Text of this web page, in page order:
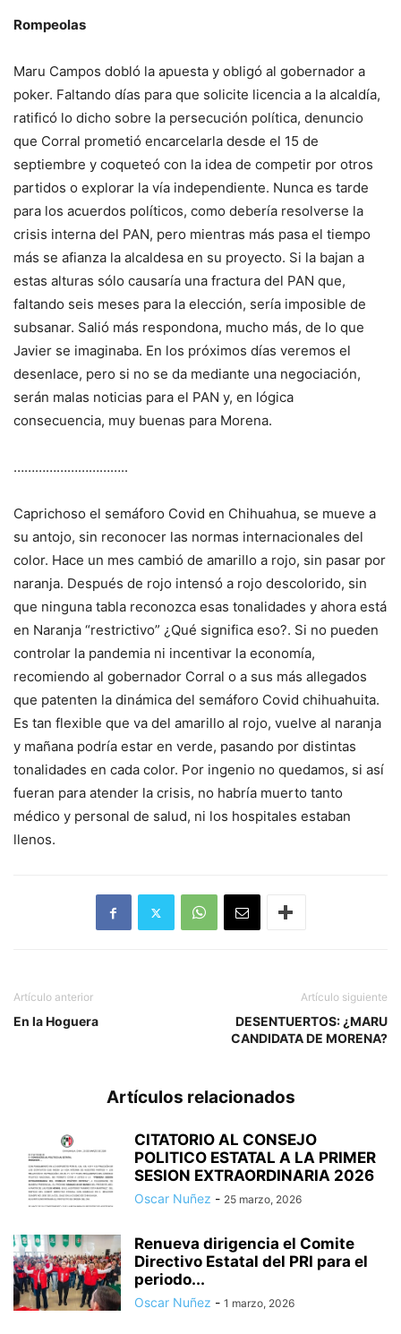
Rompeolas
Maru Campos dobló la apuesta y obligó al gobernador a
poker. Faltando días para que solicite licencia a la alcaldía,
ratificó lo dicho sobre la persecución política, denuncio
que Corral prometió encarcelarla desde el 15 de
septiembre y coqueteó con la idea de competir por otros
partidos o explorar la vía independiente. Nunca es tarde
para los acuerdos políticos, como debería resolverse la
crisis interna del PAN, pero mientras más pasa el tiempo
más se afianza la alcaldesa en su proyecto. Si la bajan a
estas alturas sólo causaría una fractura del PAN que,
faltando seis meses para la elección, sería imposible de
subsanar. Salió más respondona, mucho más, de lo que
Javier se imaginaba. En los próximos días veremos el
desenlace, pero si no se da mediante una negociación,
serán malas noticias para el PAN y, en lógica
consecuencia, muy buenas para Morena.
…………………………..
Caprichoso el semáforo Covid en Chihuahua, se mueve a
su antojo, sin reconocer las normas internacionales del
color. Hace un mes cambió de amarillo a rojo, sin pasar por
naranja. Después de rojo intensó a rojo descolorido, sin
que ninguna tabla reconozca esas tonalidades y ahora está
en Naranja “restrictivo” ¿Qué significa eso?. Si no pueden
controlar la pandemia ni incentivar la economía,
recomiendo al gobernador Corral o a sus más allegados
que patenten la dinámica del semáforo Covid chihuahuita.
Es tan flexible que va del amarillo al rojo, vuelve al naranja
y mañana podría estar en verde, pasando por distintas
tonalidades en cada color. Por ingenio no quedamos, si así
fueran para atender la crisis, no habría muerto tanto
médico y personal de salud, ni los hospitales estaban
llenos.
Artículo anterior
En la Hoguera
Artículo siguiente
DESENTUERTOS: ¿MARU
CANDIDATA DE MORENA?
Artículos relacionados
CITATORIO AL CONSEJO
POLITICO ESTATAL A LA PRIMER
SESION EXTRAORDINARIA 2026
Oscar Nuñez - 25 marzo, 2026
Renueva dirigencia el Comite
Directivo Estatal del PRI para el
periodo...
Oscar Nuñez - 1 marzo, 2026